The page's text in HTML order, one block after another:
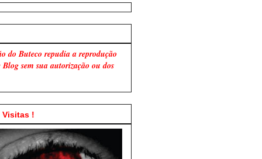
do Buteco repudia a reprodução
Blog sem sua autorização ou dos
Visitas !